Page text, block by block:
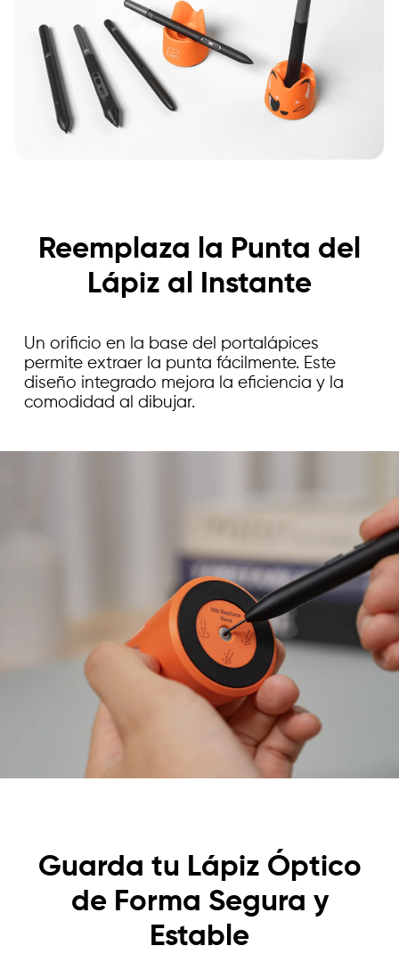
Reemplaza la Punta del
Lápiz al Instante
Un orificio en la base del portalápices
permite extraer la punta fácilmente. Este
diseño integrado mejora la eficiencia y la
comodidad al dibujar.
Guarda tu Lápiz Óptico
de Forma Segura y
Estable